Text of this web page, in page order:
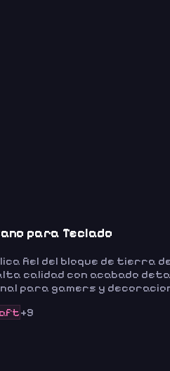
para Teclado
Replica fiel del bloque
calidad con acabado
para gamers y
+9